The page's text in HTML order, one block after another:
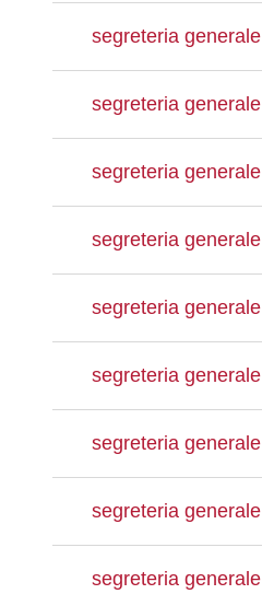
segreteria generale
segreteria generale
segreteria generale
segreteria generale
segreteria generale
segreteria generale
segreteria generale
segreteria generale
segreteria generale